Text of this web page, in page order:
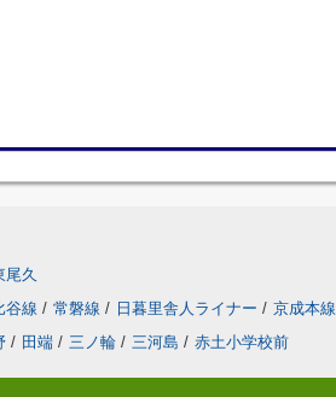
尾久
谷線 / 常磐線 / 日暮里舎人ライナー / 京成本線
/ 田端 / 三ノ輪 / 三河島 / 赤土小学校前